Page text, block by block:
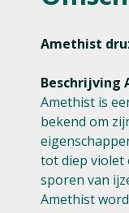
Amethist
Beschrijving
Amethist is
bekend om
tot diep violet
sporen van
Amethist